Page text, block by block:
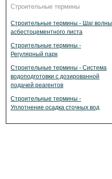
Строительные термины
Строительные термины - Шаг волны
асбестоцементного листа
Строительные термины -
Регулярный парк
Строительные термины - Система
водоподготовки с дозированной
подачей реагентов
Строительные термины -
Уплотнение осадка сточных вод